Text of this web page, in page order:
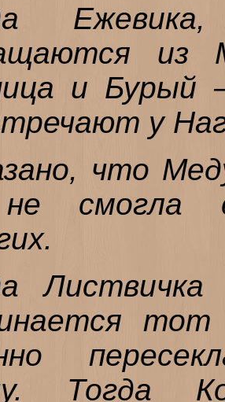
из
и Бурый
у
что
смогла
тот
Тогда